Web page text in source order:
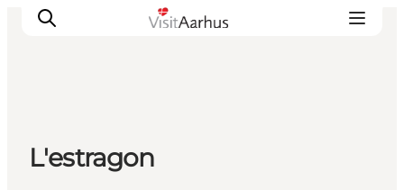
Sehen und erleben
Veranstaltungen
L'estragon